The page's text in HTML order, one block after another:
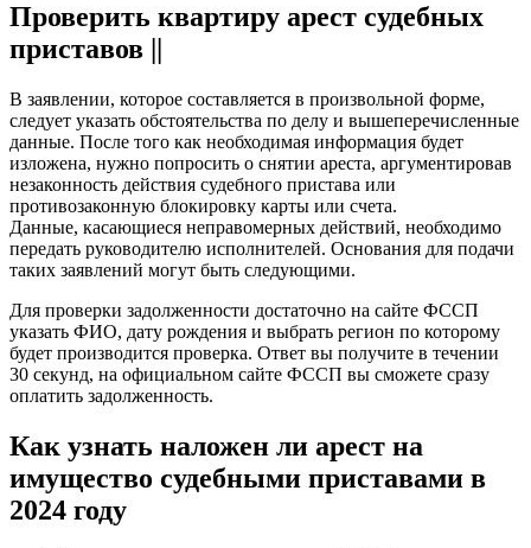
Проверить квартиру арест судебных
приставов ||
В заявлении, которое составляется в произвольной форме,
следует указать обстоятельства по делу и вышеперечисленные
данные. После того как необходимая информация будет
изложена, нужно попросить о снятии ареста, аргументировав
незаконность действия судебного пристава или
противозаконную блокировку карты или счета.
Данные, касающиеся неправомерных действий, необходимо
передать руководителю исполнителей. Основания для подачи
таких заявлений могут быть следующими.
Для проверки задолженности достаточно на сайте ФССП
указать ФИО, дату рождения и выбрать регион по которому
будет производится проверка. Ответ вы получите в течении
30 секунд, на официальном сайте ФССП вы сможете сразу
оплатить задолженность.
Как узнать наложен ли арест на
имущество судебными приставами в
2024 году